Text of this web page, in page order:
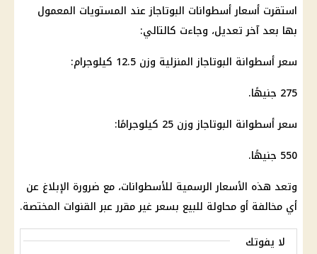
استقرت أسعار أسطوانات البوتاجازعند المستويات المعمول
بها بعد آخر تعديل، وجاءت كالتالي:
سعر أسطوانة البوتاجاز المنزلية وزن 12.5 كيلوجرام:
275 جنيهًا.
سعر أسطوانة البوتاجاز وزن 25 كيلوجرامًا:
550 جنيهًا.
وتعد هذه الأسعار الرسمية للأسطوانات، مع ضرورة الإبلاغ عن
أي مخالفة أو محاولة للبيع بسعر غير مقرر عبر القنوات المختصة.
لا يفوتك